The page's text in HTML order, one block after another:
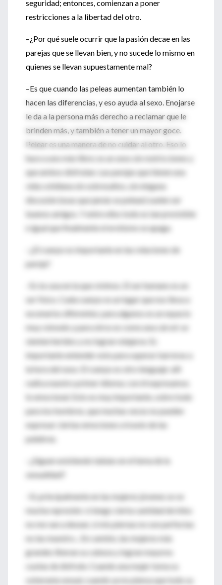
seguridad; entonces, comienzan a poner
restricciones a la libertad del otro.
–¿Por qué suele ocurrir que la pasión decae en las
parejas que se llevan bien, y no sucede lo mismo en
quienes se llevan supuestamente mal?
–Es que cuando las peleas aumentan también lo
hacen las diferencias, y eso ayuda al sexo. Enojarse
le da a la persona más derecho a reclamar que le
brinden más, y también a tener un mayor goce.
Pelear es una manera de no cuidar al otro. Eso lo
hace a uno más libre; es un sexo sin restricciones y
que ambos disfrutan. Las parejas que tienen una
vida cotidiana sin sobresaltos, sin ninguna
discusión (esas que jamás se pelean) suelen ser
buenos amigos. Y entre ellos todo es tan previsible
e igual que finalmente el erotismo se apaga.
­–¿El cuerpo es importante en las relaciones de
pareja?
–Es la casa en la que vivimos. El ser humano es un
ser físico. Cada cuerpo es un lugar que nos lleva a
escenarios diferentes; para algunos es un espacio
muy cómodo y para otros es como una cárcel: se
sienten heridos y no logran relajarse. Es
importante entender esto para superar barreras a
la hora del sexo. El cuerpo es otro lenguaje: allí
radica nuestro primer idioma; con él expresamos
lo emocional. Esto es muy importante, sobre todo
para los hombres, que muchas veces no pueden
expresar ciertas emociones a través de las
palabras.
–¿Siguen existiendo tabúes en el tema de la
sexualidad?
–Sí, principalmente en las mujeres jóvenes se ve
mucha represión: si tengo cierta cantidad de kilos
no me van a desear, si mis piernas no son perfectas
no las muestro... En cambio, las mujeres más
grandes liberan su cabeza y logran mayores
cuotas de disfrute. Cuando una mujer toma su
soberanía sexual, cuando ya no piensa que todo su